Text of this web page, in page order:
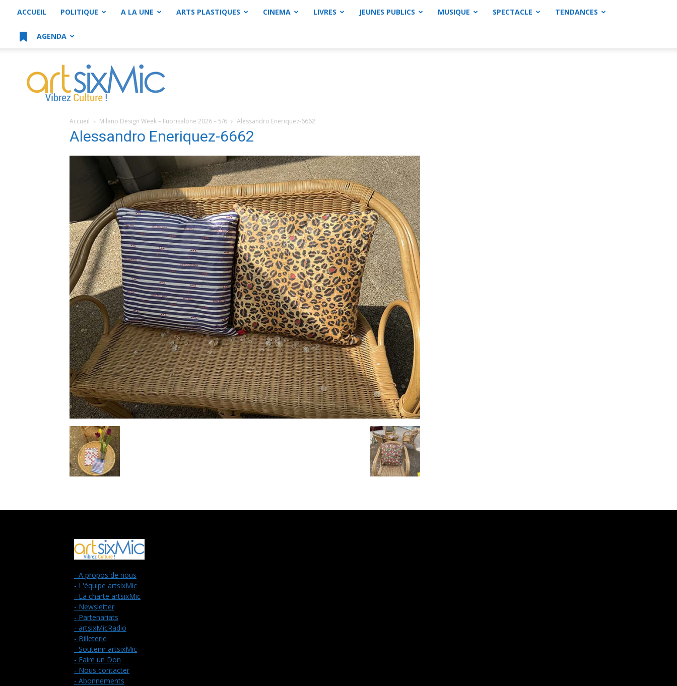
ACCUEIL POLITIQUE A LA UNE ARTS PLASTIQUES CINEMA LIVRES JEUNES PUBLICS MUSIQUE SPECTACLE TENDANCES
AGENDA
artsixMic
Accueil Milano Design Week – Fuorisalone 2026 – 5/6 Alessandro Eneriquez-6662
Alessandro Eneriquez-6662
- A propos de nous
- L'équipe artsixMic
- La charte artsixMic
- Newsletter
- Partenariats
- artsixMicRadio
- Billeterie
- Soutenir artsixMic
- Faire un Don
- Nous contacter
- Abonnements